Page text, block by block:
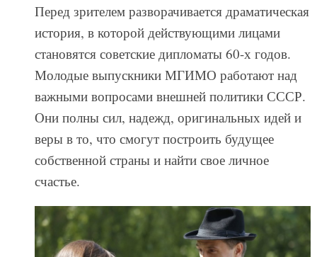
Перед зрителем разворачивается драматическая
история, в которой действующими лицами
становятся советские дипломаты 60-х годов.
Молодые выпускники МГИМО работают над
важными вопросами внешней политики СССР.
Они полны сил, надежд, оригинальных идей и
веры в то, что смогут построить будущее
собственной страны и найти свое личное
счастье.